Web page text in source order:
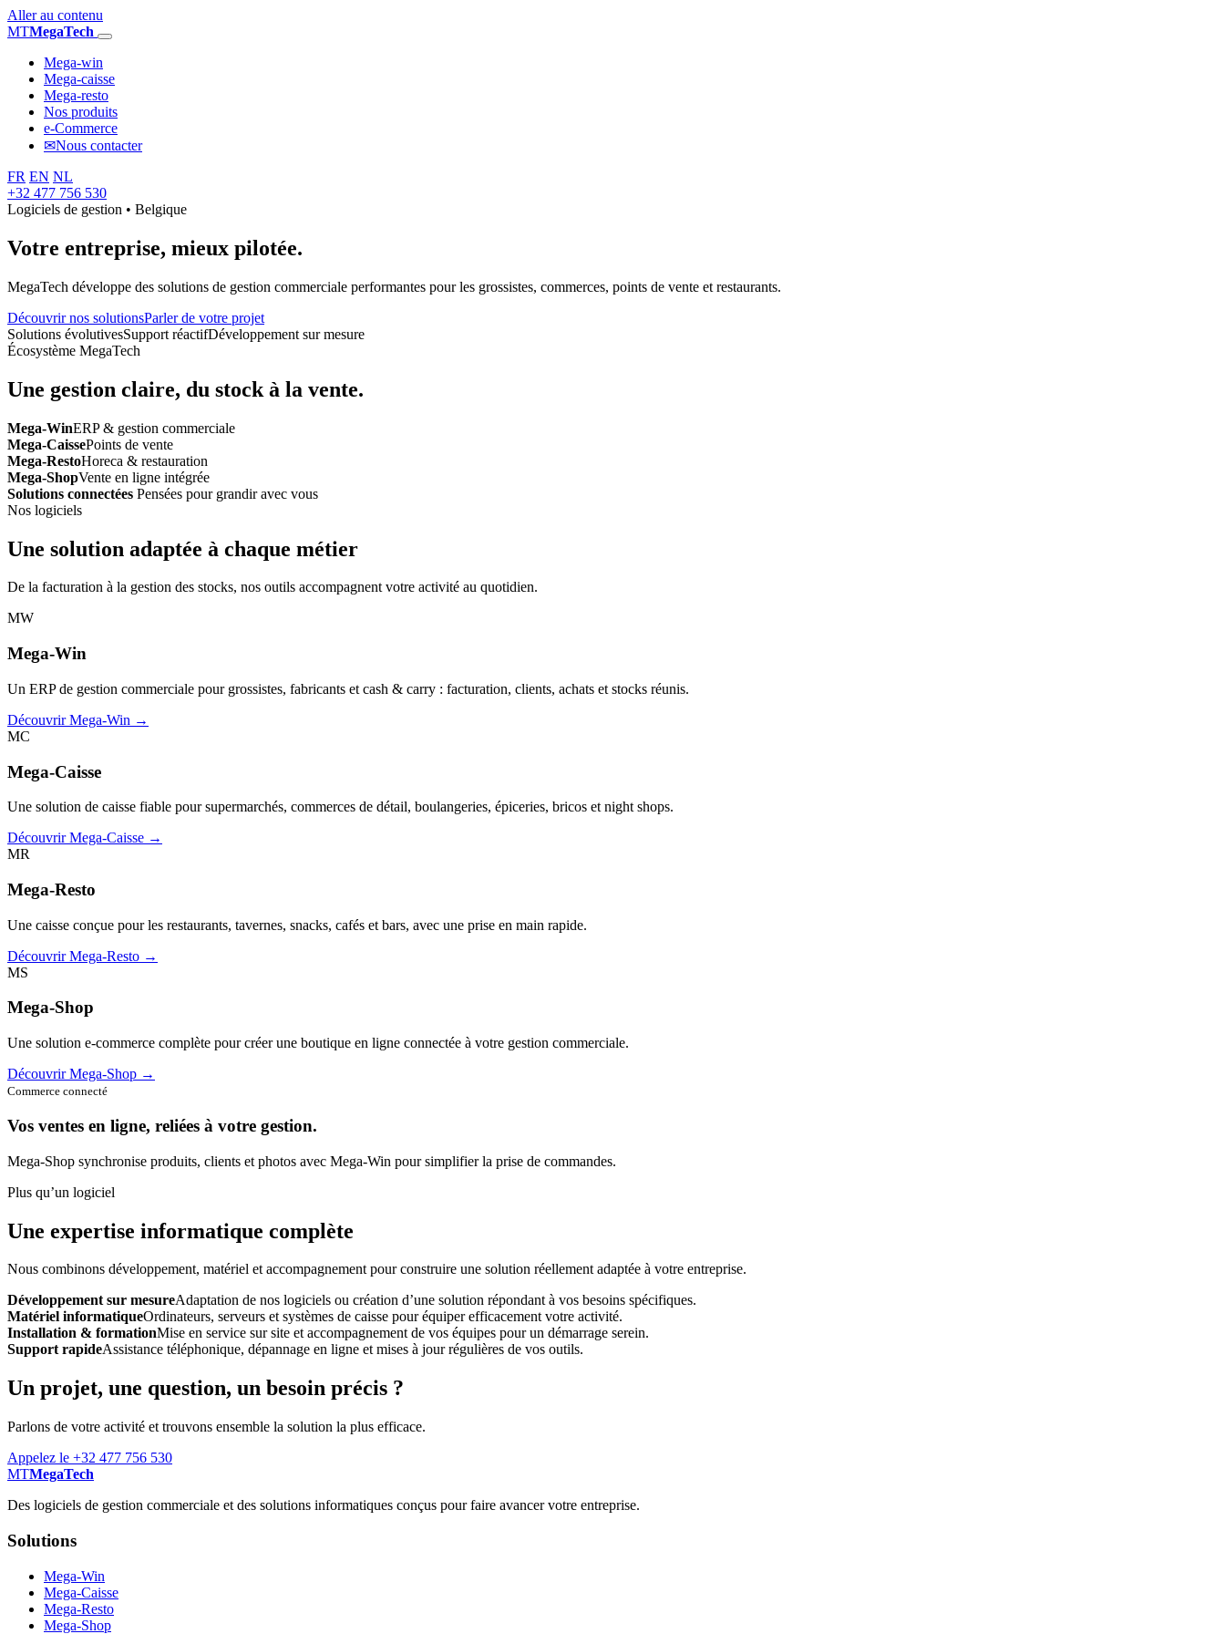
Aller au contenu
MTMegaTech
Mega-win
Mega-caisse
Mega-resto
Nos produits
e-Commerce
✉Nous contacter
FR EN NL
+32 477 756 530
Logiciels de gestion • Belgique
Votre entreprise, mieux pilotée.
MegaTech développe des solutions de gestion commerciale performantes pour les grossistes, commerces, points de vente et restaurants.
Découvrir nos solutionsParler de votre projet
Solutions évolutivesSupport réactifDéveloppement sur mesure
Écosystème MegaTech
Une gestion claire, du stock à la vente.
Mega-WinERP & gestion commerciale
Mega-CaissePoints de vente
Mega-RestoHoreca & restauration
Mega-ShopVente en ligne intégrée
Solutions connectées Pensées pour grandir avec vous
Nos logiciels
Une solution adaptée à chaque métier
De la facturation à la gestion des stocks, nos outils accompagnent votre activité au quotidien.
MW
Mega-Win
Un ERP de gestion commerciale pour grossistes, fabricants et cash & carry : facturation, clients, achats et stocks réunis.
Découvrir Mega-Win →
MC
Mega-Caisse
Une solution de caisse fiable pour supermarchés, commerces de détail, boulangeries, épiceries, bricos et night shops.
Découvrir Mega-Caisse →
MR
Mega-Resto
Une caisse conçue pour les restaurants, tavernes, snacks, cafés et bars, avec une prise en main rapide.
Découvrir Mega-Resto →
MS
Mega-Shop
Une solution e-commerce complète pour créer une boutique en ligne connectée à votre gestion commerciale.
Découvrir Mega-Shop →
Commerce connecté
Vos ventes en ligne, reliées à votre gestion.
Mega-Shop synchronise produits, clients et photos avec Mega-Win pour simplifier la prise de commandes.
Plus qu’un logiciel
Une expertise informatique complète
Nous combinons développement, matériel et accompagnement pour construire une solution réellement adaptée à votre entreprise.
Développement sur mesureAdaptation de nos logiciels ou création d’une solution répondant à vos besoins spécifiques.
Matériel informatiqueOrdinateurs, serveurs et systèmes de caisse pour équiper efficacement votre activité.
Installation & formationMise en service sur site et accompagnement de vos équipes pour un démarrage serein.
Support rapideAssistance téléphonique, dépannage en ligne et mises à jour régulières de vos outils.
Un projet, une question, un besoin précis ?
Parlons de votre activité et trouvons ensemble la solution la plus efficace.
Appelez le +32 477 756 530
MTMegaTech
Des logiciels de gestion commerciale et des solutions informatiques conçus pour faire avancer votre entreprise.
Solutions
Mega-Win
Mega-Caisse
Mega-Resto
Mega-Shop